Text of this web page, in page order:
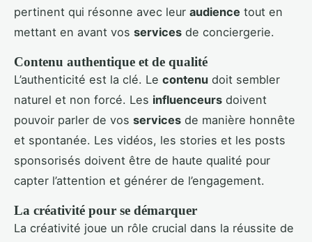
pertinent qui résonne avec leur audience tout en
mettant en avant vos services de conciergerie.
Contenu authentique et de qualité
L’authenticité est la clé. Le contenu doit sembler
naturel et non forcé. Les influenceurs doivent
pouvoir parler de vos services de manière honnête
et spontanée. Les vidéos, les stories et les posts
sponsorisés doivent être de haute qualité pour
capter l’attention et générer de l’engagement.
La créativité pour se démarquer
La créativité joue un rôle crucial dans la réussite de